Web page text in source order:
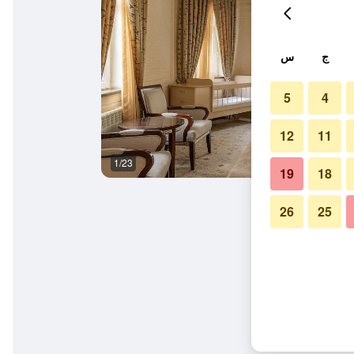
1/23
ج س
4
5
11
12
18
19
25
26